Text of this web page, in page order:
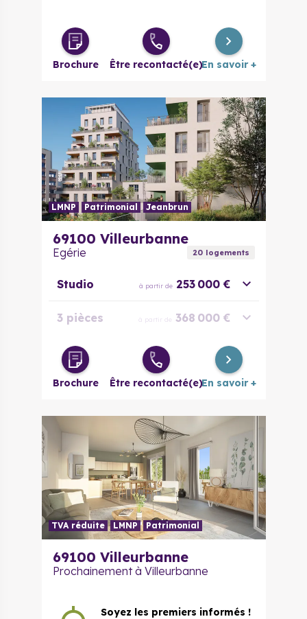
Brochure Être recontacté(e)En savoir +
LMNP Patrimonial Jeanbrun
69100 Villeurbanne
Egérie 20logements
Studio à partir de 253 000 €
3 pièces à partir de 368 000 €
4 pièces à partir de 494 400 €
Duplex 5
664 000 €
Brochure Être recontacté(e)En savoir +
TVA réduite LMNP Patrimonial
69100 Villeurbanne
Prochainement à Villeurbanne
Soyez les premiers informés !